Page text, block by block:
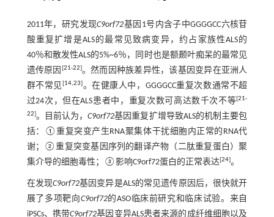
2011年，研究发现C9orf72基因1号内含子中GGGGCC六核苷
酸重复扩增是ALS的最常见致病变异，约占家族性ALS的
40％和散发性ALS的5%~6％，同时也是额颞叶痴呆的最常见
遗传原因 [21-22]。然而因种族差异性，该基因变异在亚洲人
群不常见[14,23]。在健康人中，GGGGCC重复次数通常不超
过24次，但在ALS患者中，重复次数可高达数千次不等[21-
22]。目前认为，C9orf72基因重复扩增导致ALS的机制主要包
括：①重复突变产生RNA聚集体干扰细胞内正常的RNA代
谢；②重复突变基因序列的翻译产物（二肽重复蛋白）聚
集介导的细胞毒性；③影响C9orf72蛋白的正常表达[24]。
在发现C9orf72基因变异是ALS的常见遗传原因后，很快就开
展了多项靶向 C9orf72的ASO临床前研究和临床试验。来自
iPSCs、携带C9orf72基因变异ALS患者来源的成纤维细胞以及